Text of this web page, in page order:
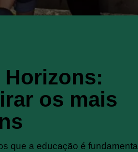
Horizons:
os mais
que a educação é fundamental